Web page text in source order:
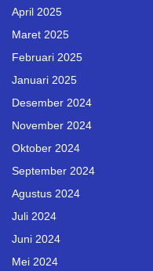
April 2025
Maret 2025
Februari 2025
Januari 2025
Desember 2024
November 2024
Oktober 2024
September 2024
Agustus 2024
Juli 2024
Juni 2024
Mei 2024